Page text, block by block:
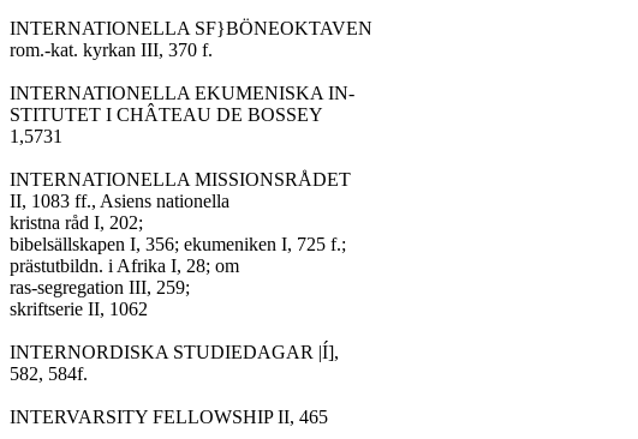
INTERNATIONELLA SF}BÖNEOKTAVEN
rom.-kat. kyrkan III, 370 f.
INTERNATIONELLA EKUMENISKA IN-
STITUTET I CHÂTEAU DE BOSSEY
1,5731
INTERNATIONELLA MISSIONSRÅDET
II, 1083 ff., Asiens nationella
kristna råd I, 202;
bibelsällskapen I, 356; ekumeniken I, 725 f.;
prästutbildn. i Afrika I, 28; om
ras-segregation III, 259;
skriftserie II, 1062
INTERNORDISKA STUDIEDAGAR |Í],
582, 584f.
INTERVARSITY FELLOWSHIP II, 465